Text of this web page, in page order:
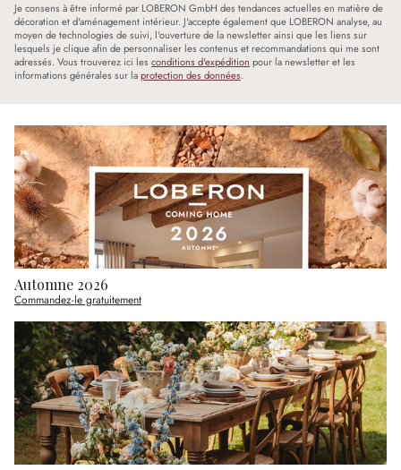
Je consens à être informé par LOBERON GmbH des tendances actuelles en matière de
décoration et d'aménagement intérieur. J'accepte également que LOBERON analyse, au
moyen de technologies de suivi, l'ouverture de la newsletter ainsi que les liens sur
lesquels je clique afin de personnaliser les contenus et recommandations qui me sont
adressés. Vous trouverez ici les conditions d'expédition pour la newsletter et les
informations générales sur laprotection des données.
Automne 2026
Commandez-le gratuitement